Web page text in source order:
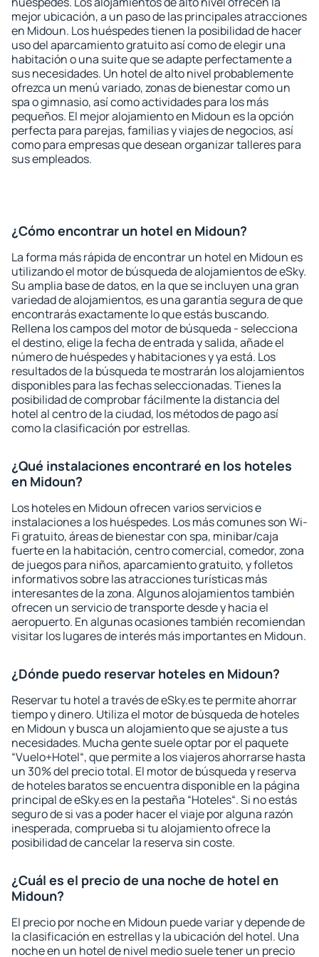
mejor ubicación, a un paso de las principales atracciones
en Midoun. Los huéspedes tienen la posibilidad de hacer
uso del aparcamiento gratuito así como de elegir una
habitación o una suite que se adapte perfectamente a
sus necesidades. Un hotel de alto nivel probablemente
ofrezca un menú variado, zonas de bienestar como un
spa o gimnasio, así como actividades para los más
pequeños. El mejor alojamiento en Midoun es la opción
perfecta para parejas, familias y viajes de negocios, así
como para empresas que desean organizar talleres para
sus empleados.
¿Cómo encontrar un hotel en Midoun?
La forma más rápida de encontrar un hotel en Midoun es
utilizando el motor de búsqueda de alojamientos de eSky.
Su amplia base de datos, en la que se incluyen una gran
variedad de alojamientos, es una garantía segura de que
encontrarás exactamente lo que estás buscando.
Rellena los campos del motor de búsqueda - selecciona
el destino, elige la fecha de entrada y salida, añade el
número de huéspedes y habitaciones y ya está. Los
resultados de la búsqueda te mostrarán los alojamientos
disponibles para las fechas seleccionadas. Tienes la
posibilidad de comprobar fácilmente la distancia del
hotel al centro de la ciudad, los métodos de pago así
como la clasificación por estrellas.
¿Qué instalaciones encontraré en los hoteles
en Midoun?
Los hoteles en Midoun ofrecen varios servicios e
instalaciones a los huéspedes. Los más comunes son Wi-
Fi gratuito, áreas de bienestar con spa, minibar/caja
fuerte en la habitación, centro comercial, comedor, zona
de juegos para niños, aparcamiento gratuito, y folletos
informativos sobre las atracciones turísticas más
interesantes de la zona. Algunos alojamientos también
ofrecen un servicio de transporte desde y hacia el
aeropuerto. En algunas ocasiones también recomiendan
visitar los lugares de interés más importantes en Midoun.
¿Dónde puedo reservar hoteles en Midoun?
Reservar tu hotel a través de eSky.es te permite ahorrar
tiempo y dinero. Utiliza el motor de búsqueda de hoteles
en Midoun y busca un alojamiento que se ajuste a tus
necesidades. Mucha gente suele optar por el paquete
“Vuelo+Hotel“, que permite a los viajeros ahorrarse hasta
un 30% del precio total. El motor de búsqueda y reserva
de hoteles baratos se encuentra disponible en la página
principal de eSky.es en la pestaña “Hoteles“. Si no estás
seguro de si vas a poder hacer el viaje por alguna razón
inesperada, comprueba si tu alojamiento ofrece la
posibilidad de cancelar la reserva sin coste.
¿Cuál es el precio de una noche de hotel en
Midoun?
El precio por noche en Midoun puede variar y depende de
la clasificación en estrellas y la ubicación del hotel. Una
noche en un hotel de nivel medio suele tener un precio